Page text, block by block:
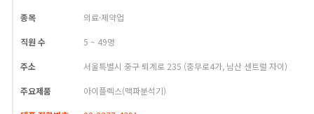
종목 의료·제약업
직원 수 5 ~ 49명
주소 서울특별시 중구 퇴계로 235 (충무로4가, 남산 센트럴 자이)
주요제품 아이플렉스(맥파분석기)